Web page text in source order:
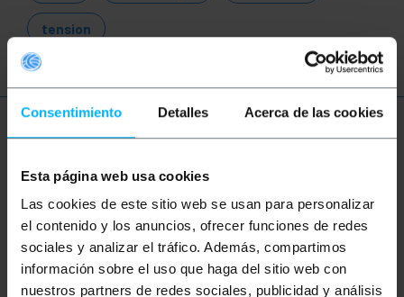
Consentimiento Detalles Acerca de las cookies
Esta página web usa cookies
Las cookies de este sitio web se usan para personalizar
el contenido y los anuncios, ofrecer funciones de redes
sociales y analizar el tráfico. Además, compartimos
información sobre el uso que haga del sitio web con
nuestros partners de redes sociales, publicidad y análisis
tension
Plus d'informations
Description
Découpleur et atténuateur modulaire, compatible
avec les normes IEC61643 et GB50343. Le
découpleur utilise une tension allant jusqu'à 500V.